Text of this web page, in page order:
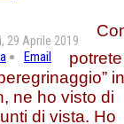
29 Aprile 2019
Email
potrete
in
ne ho visto di
di vista. Ho